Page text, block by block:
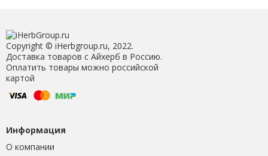
Copyright © iHerbgroup.ru, 2022.
Доставка товаров с Айхерб в Россию.
Оплатить товары можно российской
картой
Информация
О компании